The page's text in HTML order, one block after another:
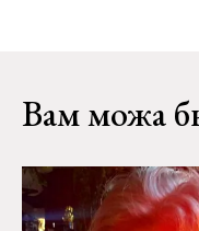
Вам можа